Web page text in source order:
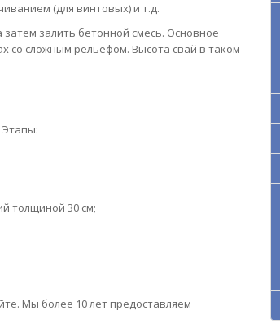
(для винтовых) и т.д.
залить бетонной смесь. Основное
со сложным рельефом. Высота свай в таком
Этапы:
толщиной 30 см;
Мы более 10 лет предоставляем